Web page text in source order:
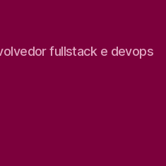
fullstack e devops